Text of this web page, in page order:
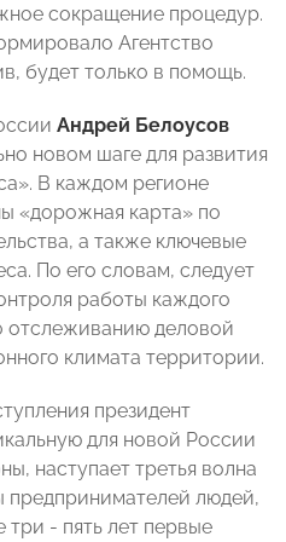
сокращение процедур.
Агентство
будет только в помощь.
Андрей Белоусов
новом шаге для развития
В каждом регионе
«дорожная карта» по
а также ключевые
По его словам, следует
работы каждого
отслеживанию деловой
климата территории.
президент
для новой России
наступает третья волна
предпринимателей людей,
- пять лет первые